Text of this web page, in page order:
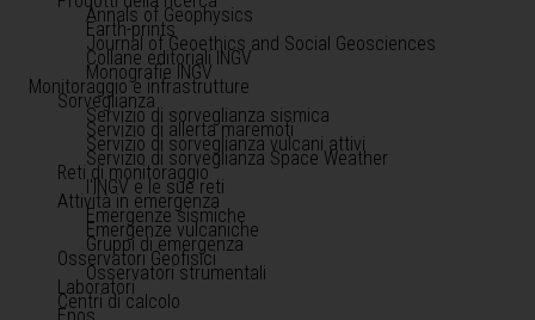
Annals of Geophysics
Earth-prints
Journal of Geoethics and Social Geosciences
Collane editoriali INGV
Monografie INGV
Monitoraggio e infrastrutture
Sorveglianza
Servizio di sorveglianza sismica
Servizio di allerta maremoti
Servizio di sorveglianza vulcani attivi
Servizio di sorveglianza Space Weather
Reti di monitoraggio
l'INGV e le sue reti
Attività in emergenza
Emergenze sismiche
Emergenze vulcaniche
Gruppi di emergenza
Osservatori Geofisici
Osservatori strumentali
Laboratori
Centri di calcolo
Epos